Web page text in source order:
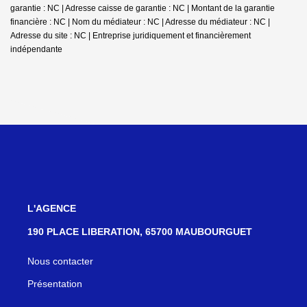
garantie : NC | Adresse caisse de garantie : NC | Montant de la garantie
financière : NC | Nom du médiateur : NC | Adresse du médiateur : NC |
Adresse du site : NC | Entreprise juridiquement et financièrement
indépendante
L'AGENCE
190 PLACE LIBERATION, 65700 MAUBOURGUET
Nous contacter
Présentation